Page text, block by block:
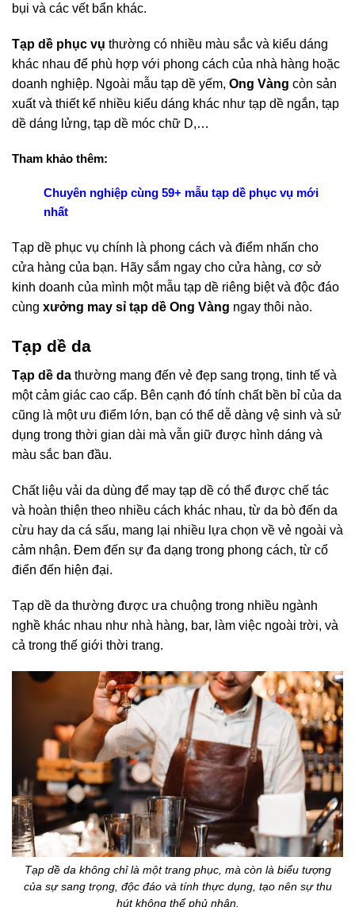
bụi và các vết bẩn khác.
Tạp dề phục vụ thường có nhiều màu sắc và kiểu dáng
khác nhau để phù hợp với phong cách của nhà hàng hoặc
doanh nghiệp. Ngoài mẫu tạp dề yếm, Ong Vàng còn sản
xuất và thiết kế nhiều kiểu dáng khác như tạp dề ngắn, tạp
dề dáng lửng, tạp dề móc chữ D,…
Tham khảo thêm:
Chuyên nghiệp cùng 59+ mẫu tạp dề phục vụ mới
nhất
Tạp dề phục vụ chính là phong cách và điểm nhấn cho
cửa hàng của bạn. Hãy sắm ngay cho cửa hàng, cơ sở
kinh doanh của mình một mẫu tạp dề riêng biệt và độc đáo
cùng xưởng may sỉ tạp dề Ong Vàng ngay thôi nào.
Tạp dề da
Tạp dề da thường mang đến vẻ đẹp sang trọng, tinh tế và
một cảm giác cao cấp. Bên cạnh đó tính chất bền bỉ của da
cũng là một ưu điểm lớn, bạn có thể dễ dàng vệ sinh và sử
dụng trong thời gian dài mà vẫn giữ được hình dáng và
màu sắc ban đầu.
Chất liệu vải da dùng để may tạp dề có thể được chế tác
và hoàn thiện theo nhiều cách khác nhau, từ da bò đến da
cừu hay da cá sấu, mang lại nhiều lựa chọn về vẻ ngoài và
cảm nhận. Đem đến sự đa dạng trong phong cách, từ cổ
điển đến hiện đại.
Tạp dề da thường được ưa chuộng trong nhiều ngành
nghề khác nhau như nhà hàng, bar, làm việc ngoài trời, và
cả trong thế giới thời trang.
Tạp dề da không chỉ là một trang phục, mà còn là biểu tượng
của sự sang trọng, độc đáo và tính thực dụng, tạo nên sự thu
hút không thể phủ nhận.